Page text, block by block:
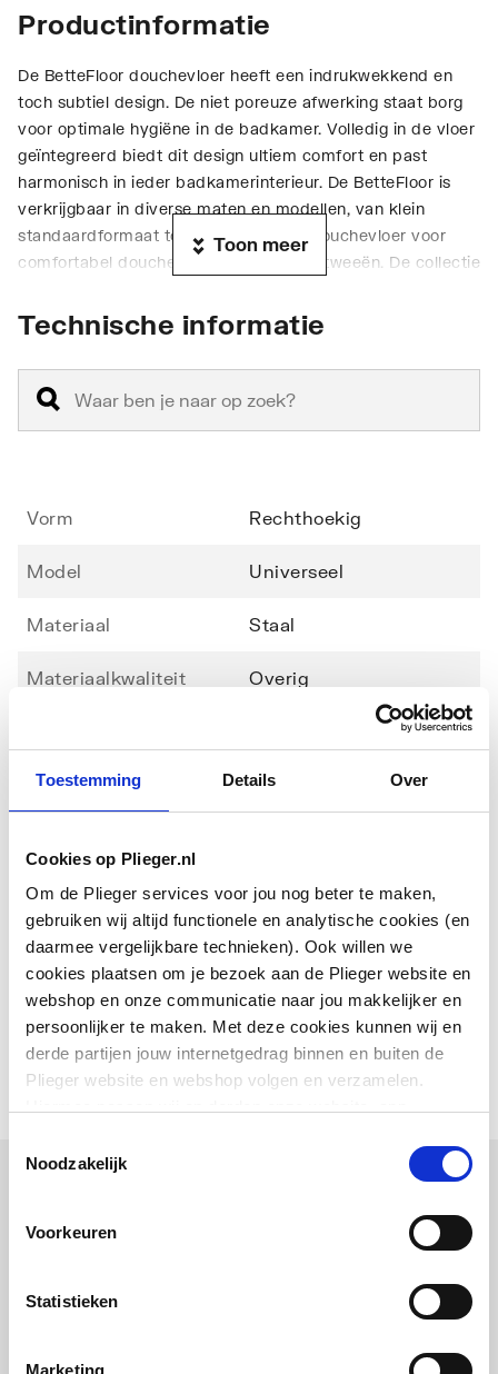
Toestemming Details Over
Cookies op Plieger.nl
Om de Plieger services voor jou nog beter te maken,
gebruiken wij altijd functionele en analytische cookies (en
daarmee vergelijkbare technieken). Ook willen we
cookies plaatsen om je bezoek aan de Plieger website en
webshop en onze communicatie naar jou makkelijker en
persoonlijker te maken. Met deze cookies kunnen wij en
derde partijen jouw internetgedrag binnen en buiten de
Plieger website en webshop volgen en verzamelen.
We slaan je cookievoorkeur op in je browser.
Noodzakelijk
Voorkeuren
Statistieken
Marketing
Productinformatie
De BetteFloor douchevloer heeft een indrukwekkend en
toch subtiel design. De niet poreuze afwerking staat borg
voor optimale hygiëne in de badkamer. Volledig in de vloer
geïntegreerd biedt dit design ultiem comfort en past
harmonisch in ieder badkamerinterieur. De BetteFloor is
verkrijgbaar in diverse maten en modellen, van klein
standaardformaat tot aan een royale douchevloer voor
comfortabel douchen alleen of met z'n tweeën. De collectie
exclusieve matte kleuren.
Toon meer
Technische informatie
Vorm Rechthoekig
Model Universeel
Materiaal Staal
Materiaalkwaliteit Overig
Breedte 800
Kleur Overig
Glansgraad Glanzend
Diameter afvoergat 90
Met antislip voorziening Nee
Vuilafstotend
Downloads
Handleiding
Sfeerbeeld image/jpeg 137 KB
Pictogramimage/jpeg,137 KB
Vaak samen gekocht